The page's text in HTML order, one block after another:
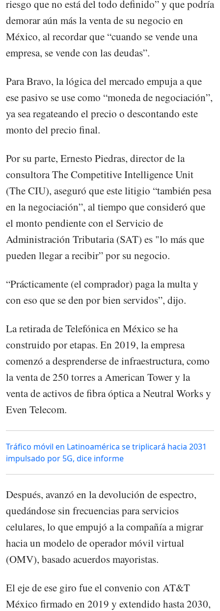
riesgo que no está del todo definido” y que podría
demorar aún más la venta de su negocio en
México, al recordar que “cuando se vende una
empresa, se vende con las deudas”.
Para Bravo, la lógica del mercado empuja a que
ese pasivo se use como “moneda de negociación”,
ya sea regateando el precio o descontando este
monto del precio final.
Por su parte, Ernesto Piedras, director de la
consultora The Competitive Intelligence Unit
(The CIU), aseguró que este litigio “también pesa
en la negociación”, al tiempo que consideró que
el monto pendiente con el Servicio de
Administración Tributaria (SAT) es "lo más que
pueden llegar a recibir” por su negocio.
“Prácticamente (el comprador) paga la multa y
con eso que se den por bien servidos”, dijo.
La retirada de Telefónica en México se ha
construido por etapas. En 2019, la empresa
comenzó a desprenderse de infraestructura, como
la venta de 250 torres a American Tower y la
venta de activos de fibra óptica a Neutral Works y
Even Telecom.
Tráfico móvil en Latinoamérica se triplicará hacia 2031
impulsado por 5G, dice informe
Después, avanzó en la devolución de espectro,
quedándose sin frecuencias para servicios
celulares, lo que empujó a la compañía a migrar
hacia un modelo de operador móvil virtual
(OMV), basado acuerdos mayoristas.
El eje de ese giro fue el convenio con AT&T
México firmado en 2019 y extendido hasta 2030,